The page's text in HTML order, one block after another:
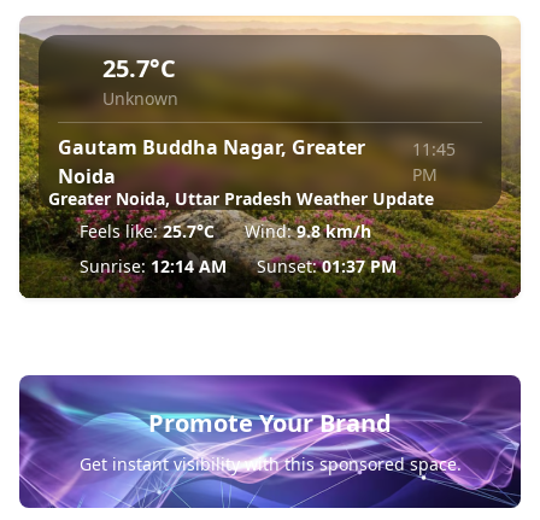
25.7°C
Unknown
Gautam Buddha Nagar, Greater
Noida
11:45
PM
Greater Noida, Uttar Pradesh Weather Update
Feels like:25.7°C Wind:9.8 km/h
Sunrise:12:14 AM Sunset:01:37 PM
Promote Your Brand
Get instant visibility with this sponsored space.